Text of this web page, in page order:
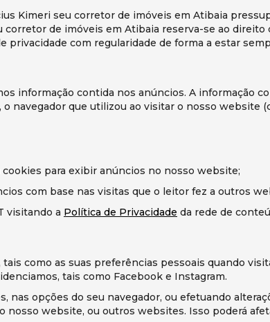
Kimeri seu corretor de imóveis em Atibaia
de imóveis em Atibaia reserva-se ao
privacidade com regularidade de forma a estar
informação contida nos anúncios. A informação
navegador que utilizou ao visitar o nosso website
para exibir anúncios no nosso website;
com base nas visitas que o leitor fez a outros
visitando a Política de Privacidade da rede de
como as suas preferências pessoais quando
tais como Facebook e Instagram.
nas opções do seu navegador, ou efetuando
nosso website, ou outros websites. Isso poderá